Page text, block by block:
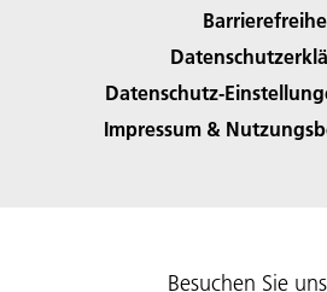
Datenschutz-
Impressum &
Besuchen Sie